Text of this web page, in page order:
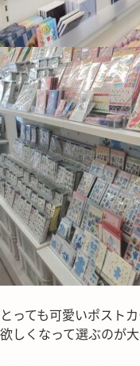
とっても可愛いポスト
欲しくなって選ぶのが